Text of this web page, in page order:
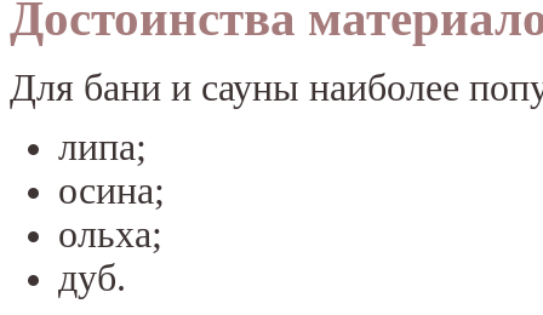
Достоинства
Для бани и сауны наиболее
липа;
осина;
ольха;
дуб.